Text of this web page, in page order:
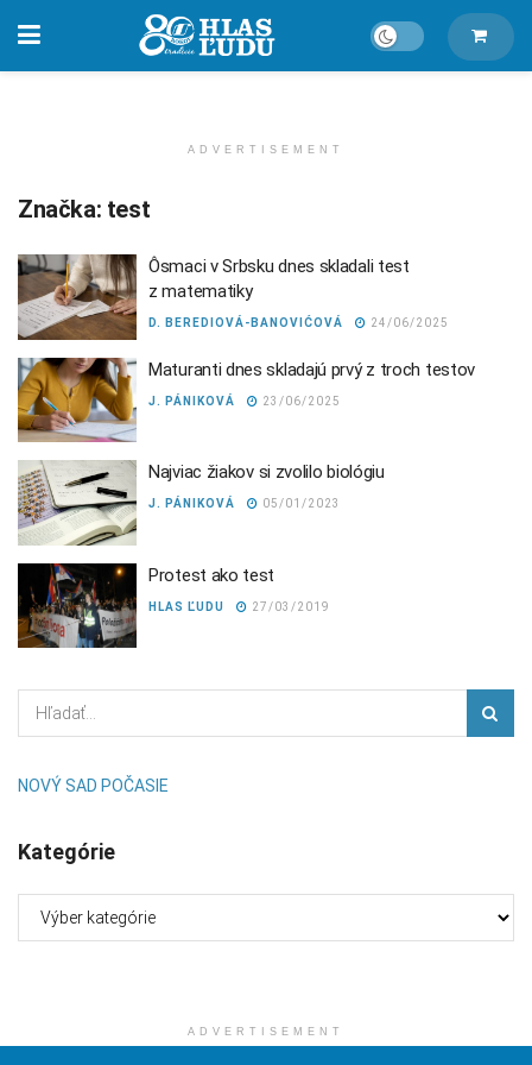
ADVERTISEMENT
Značka: test
Ôsmaci v Srbsku dnes skladali test
z matematiky
D. BEREDIOVÁ-BANOVIĆOVÁ 24/06/2025
Maturanti dnes skladajú prvý z troch testov
J. PÁNIKOVÁ 23/06/2025
Najviac žiakov si zvolilo biológiu
J. PÁNIKOVÁ 05/01/2023
Protest ako test
HLAS ĽUDU 27/03/2019
NOVÝ SAD POČASIE
Kategórie
ADVERTISEMENT